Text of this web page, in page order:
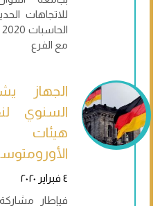
للاتجاهات
مع الفرع
الجهاز
السنوي
هيئات
٤ فبراير ٢٠٢٠
فيإطار